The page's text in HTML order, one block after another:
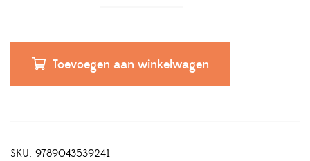
Toevoegen aan winkelwagen
SKU: 9789043539241